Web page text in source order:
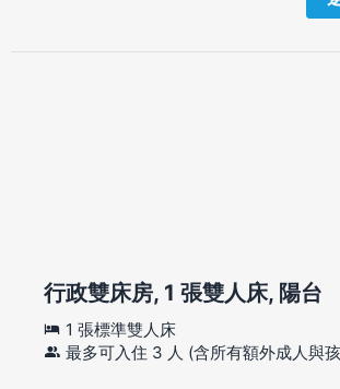
行政雙床房, 1 張雙人床, 陽台
1 張標準雙人床
最多可入住 3 人 (含所有額外成人與